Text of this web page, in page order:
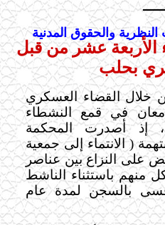
والحقوق المدنية
الأربعة عشر من قبل
بحلب
خلال القضاء العسكري
في قمع النشطاء
، إذ أصدرت المحكمة
( الانتماء إلى جمعية
على النزاع بين عناصر
منهم باستثناء الناشط
بالسجن لمدة عام